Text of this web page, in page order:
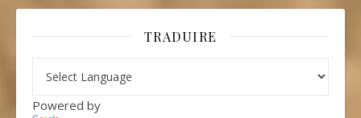
TRADUIRE
Powered by